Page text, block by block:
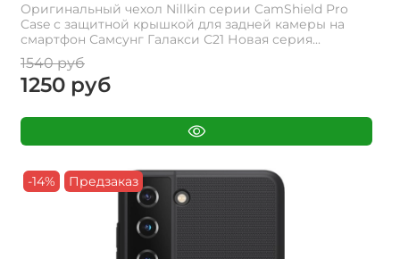
Оригинальный чехол Nillkin серии CamShield Pro
Case с защитной крышкой для задней камеры на
смартфон Самсунг Галакси С21 Новая серия...
1540 руб
1250 руб
-14% Предзаказ